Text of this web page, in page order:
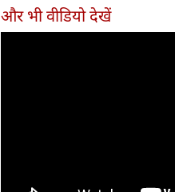
इथेनॉल मिलाने की
है।
और भी वीडियो देखें